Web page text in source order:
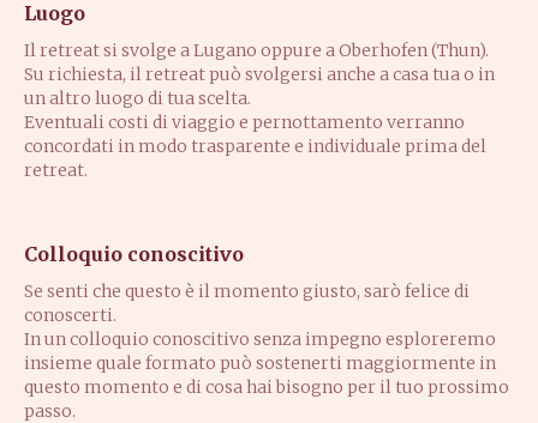
Luogo
Il retreat si svolge a Lugano oppure a Oberhofen (Thun).
Su richiesta, il retreat può svolgersi anche a casa tua o in
un altro luogo di tua scelta.
Eventuali costi di viaggio e pernottamento verranno
concordati in modo trasparente e individuale prima del
retreat.
Colloquio conoscitivo
Se senti che questo è il momento giusto, sarò felice di
conoscerti.
In un colloquio conoscitivo senza impegno esploreremo
insieme quale formato può sostenerti maggiormente in
questo momento e di cosa hai bisogno per il tuo prossimo
passo.